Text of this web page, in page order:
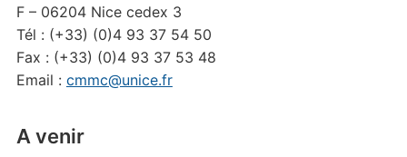
F – 06204 Nice cedex 3
Tél : (+33) (0)4 93 37 54 50
Fax : (+33) (0)4 93 37 53 48
Email : cmmc@unice.fr
A venir